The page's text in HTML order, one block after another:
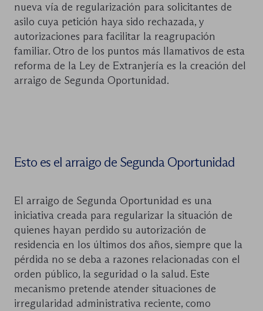
nueva vía de regularización para solicitantes de
asilo cuya petición haya sido rechazada, y
autorizaciones para facilitar la reagrupación
familiar. Otro de los puntos más llamativos de esta
reforma de la Ley de Extranjería es la creación del
arraigo de Segunda Oportunidad.
Esto es el arraigo de Segunda Oportunidad
El arraigo de Segunda Oportunidad es una
iniciativa creada para regularizar la situación de
quienes hayan perdido su autorización de
residencia en los últimos dos años, siempre que la
pérdida no se deba a razones relacionadas con el
orden público, la seguridad o la salud. Este
mecanismo pretende atender situaciones de
irregularidad administrativa reciente, como